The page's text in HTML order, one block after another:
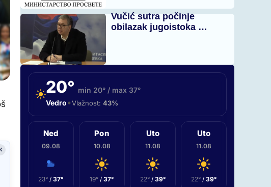
Vučić sutra počinje
obilazak jugoistoka …
20° min 20° / max 37°
Vedro•Vlažnost: 43%
Ned
09.08
23° / 37°
Pon
10.08
19° / 37°
Uto
11.08
22°/ 39°
Uto
11.08
22°/ 39°